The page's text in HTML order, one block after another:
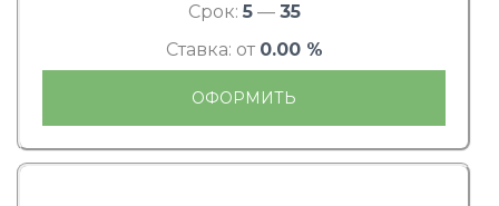
Срок: 5— 35
Ставка: от 0.00 %
ОФОРМИТЬ